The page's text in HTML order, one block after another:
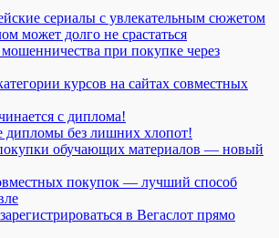
сериалы с увлекательным сюжетом
может долго не срастаться
при покупке через
курсов на сайтах совместных
с диплома!
дипломы без лишних хлопот!
обучающих материалов — новый
покупок — лучший способ
в Вегаслот прямо